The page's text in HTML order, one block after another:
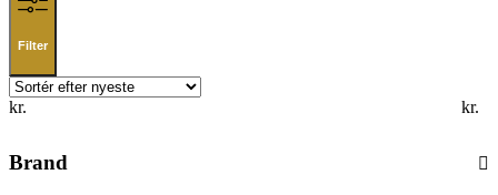
Filter
kr. kr.
Brand